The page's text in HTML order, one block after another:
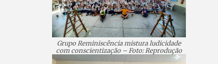
Grupo Reminiscência mistura ludicidade
com conscientização – Foto: Reprodução